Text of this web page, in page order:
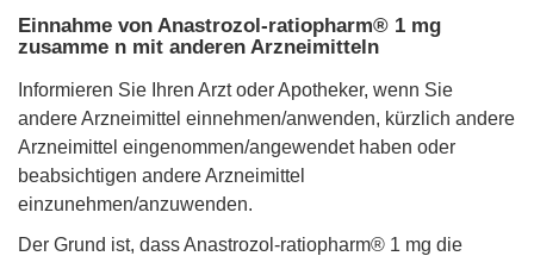
Einnahme von Anastrozol-ratiopharm® 1 mg
zusamme n mit anderen Arzneimitteln
Informieren Sie Ihren Arzt oder Apotheker, wenn Sie
andere Arzneimittel einnehmen/anwenden, kürzlich andere
Arzneimittel eingenommen/angewendet haben oder
beabsichtigen andere Arzneimittel
einzunehmen/anzuwenden.
Der Grund ist, dass Anastrozol-ratiopharm® 1 mg die